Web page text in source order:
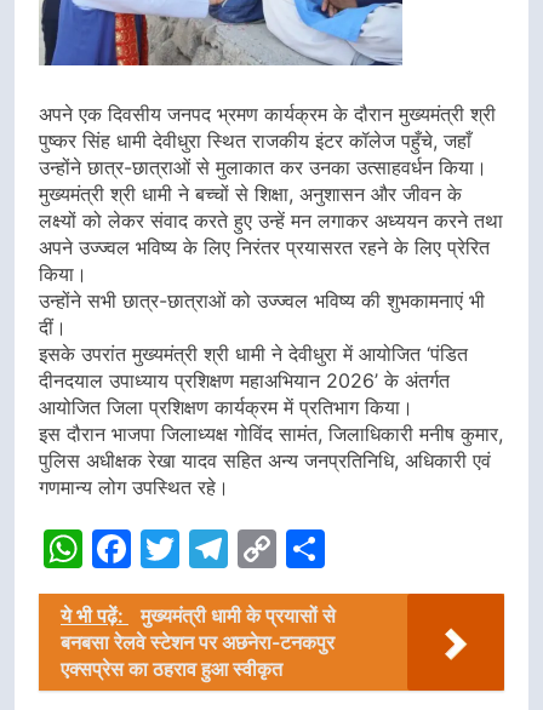
अपने एक दिवसीय जनपद भ्रमण कार्यक्रम के दौरान मुख्यमंत्री श्री
पुष्कर सिंह धामी देवीधुरा स्थित राजकीय इंटर कॉलेज पहुँचे, जहाँ
उन्होंने छात्र-छात्राओं से मुलाकात कर उनका उत्साहवर्धन किया।
मुख्यमंत्री श्री धामी ने बच्चों से शिक्षा, अनुशासन और जीवन के
लक्ष्यों को लेकर संवाद करते हुए उन्हें मन लगाकर अध्ययन करने तथा
अपने उज्ज्वल भविष्य के लिए निरंतर प्रयासरत रहने के लिए प्रेरित
किया।
उन्होंने सभी छात्र-छात्राओं को उज्ज्वल भविष्य की शुभकामनाएं भी
दीं।
इसके उपरांत मुख्यमंत्री श्री धामी ने देवीधुरा में आयोजित ‘पंडित
दीनदयाल उपाध्याय प्रशिक्षण महाअभियान 2026’ के अंतर्गत
आयोजित जिला प्रशिक्षण कार्यक्रम में प्रतिभाग किया।
इस दौरान भाजपा जिलाध्यक्ष गोविंद सामंत, जिलाधिकारी मनीष कुमार,
पुलिस अधीक्षक रेखा यादव सहित अन्य जनप्रतिनिधि, अधिकारी एवं
गणमान्य लोग उपस्थित रहे।
WhatsApp
Facebook
Twitter
Telegram
Copy
Link
ये भी पढ़ें:
मुख्यमंत्री धामी के प्रयासों से
बनबसा रेलवे स्टेशन पर अछनेरा-टनकपुर
एक्सप्रेस का ठहराव हुआ स्वीकृत